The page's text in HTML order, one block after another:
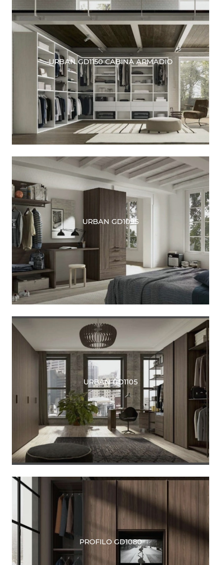
URBAN GD1150 CABINA ARMADIO
URBAN GD1095
URBAN GD1105
PROFILO GD1080